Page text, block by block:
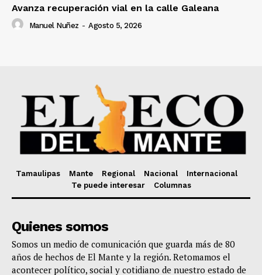
Avanza recuperación vial en la calle Galeana
Manuel Nuñez - Agosto 5, 2026
Tamaulipas Mante Regional Nacional
Internacional
Te puede interesar
Columnas
Quienes somos
Somos un medio de comunicación que guarda más de 80
años de hechos de El Mante y la región. Retomamos el
acontecer político, social y cotidiano de nuestro estado de